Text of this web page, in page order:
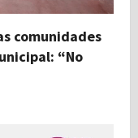
comunidades
“No